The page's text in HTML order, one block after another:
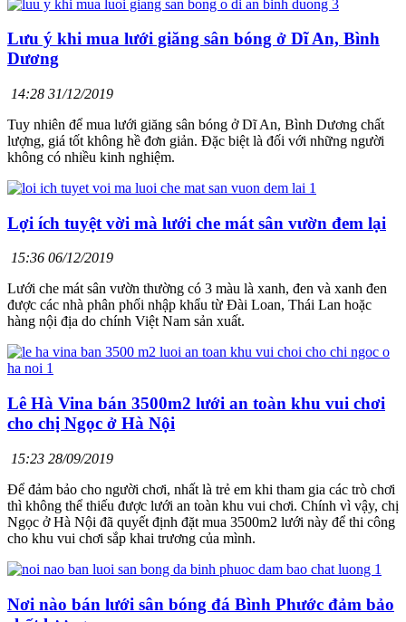
Lưu ý khi mua lưới giăng sân bóng ở Dĩ An, Bình
Dương
14:28 31/12/2019
Tuy nhiên để mua lưới giăng sân bóng ở Dĩ An, Bình Dương chất
lượng, giá tốt không hề đơn giản. Đặc biệt là đối với những người
không có nhiều kinh nghiệm.
Lợi ích tuyệt vời mà lưới che mát sân vườn đem lại
15:36 06/12/2019
Lưới che mát sân vườn thường có 3 màu là xanh, đen và xanh đen
được các nhà phân phối nhập khẩu từ Đài Loan, Thái Lan hoặc
hàng nội địa do chính Việt Nam sản xuất.
Lê Hà Vina bán 3500m2 lưới an toàn khu vui chơi
cho chị Ngọc ở Hà Nội
15:23 28/09/2019
Để đảm bảo cho người chơi, nhất là trẻ em khi tham gia các trò chơi
thì không thể thiếu được lưới an toàn khu vui chơi. Chính vì vậy, chị
Ngọc ở Hà Nội đã quyết định đặt mua 3500m2 lưới này để thi công
cho khu vui chơi sắp khai trương của mình.
Nơi nào bán lưới sân bóng đá Bình Phước đảm bảo